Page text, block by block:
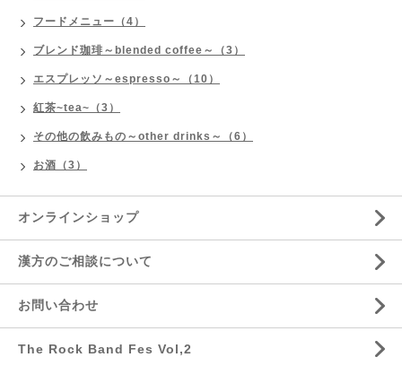
フードメニュー（4）
ブレンド珈琲～blended coffee～（3）
エスプレッソ～espresso～（10）
紅茶~tea~（3）
その他の飲みもの～other drinks～（6）
お酒（3）
オンラインショップ
漢方のご相談について
お問い合わせ
The Rock Band Fes Vol,2